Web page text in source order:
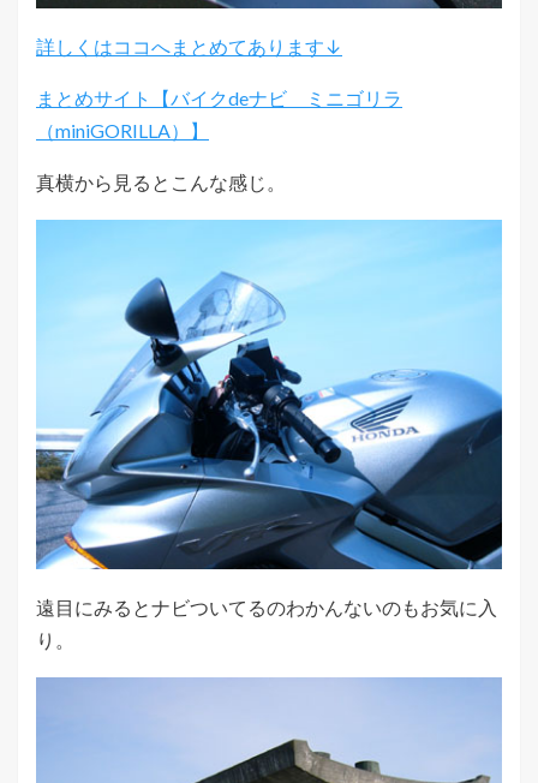
詳しくはココへまとめてあります↓
まとめサイト【バイクdeナビ ミニゴリラ
（miniGORILLA）】
真横から見るとこんな感じ。
遠目にみるとナビついてるのわかんないのもお気に入
り。